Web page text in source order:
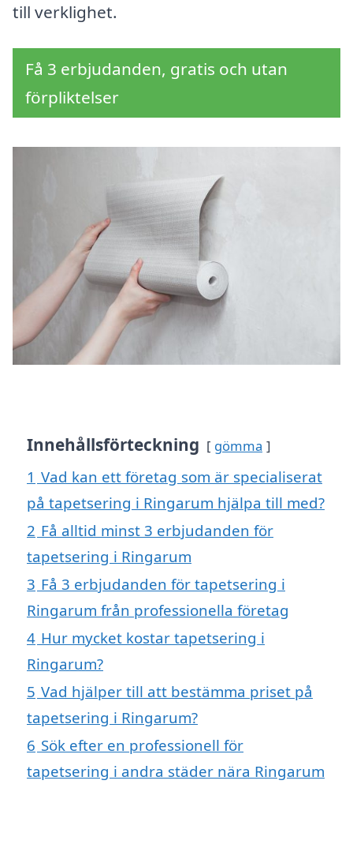
till verklighet.
Få 3 erbjudanden, gratis och utan
förpliktelser
Innehållsförteckning gömma
1 Vad kan ett företag som är specialiserat
på tapetsering i Ringarum hjälpa till med?
2 Få alltid minst 3 erbjudanden för
tapetsering i Ringarum
3 Få 3 erbjudanden för tapetsering i
Ringarum från professionella företag
4 Hur mycket kostar tapetsering i
Ringarum?
5 Vad hjälper till att bestämma priset på
tapetsering i Ringarum?
6 Sök efter en professionell för
tapetsering i andra städer nära Ringarum